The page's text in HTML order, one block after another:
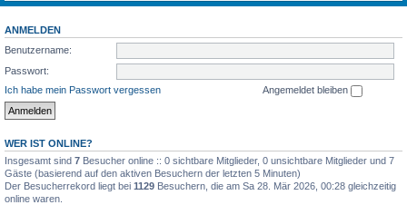
ANMELDEN
Benutzername:
Passwort:
Ich habe mein Passwort vergessen
Angemeldet bleiben
WER IST ONLINE?
Insgesamt sind 7 Besucher online :: 0 sichtbare Mitglieder, 0 unsichtbare Mitglieder und 7
Gäste (basierend auf den aktiven Besuchern der letzten 5 Minuten)
Der Besucherrekord liegt bei 1129 Besuchern, die am Sa 28. Mär 2026, 00:28 gleichzeitig
online waren.